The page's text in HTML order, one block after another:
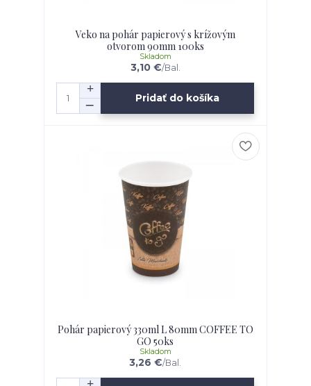
Veko na pohár papierový s krížovým
otvorom 90mm 100ks
3,10 €/Bal.
Skladom
Pridať do košíka
Pohár papierový 330ml L 80mm COFFEE TO
GO 50ks
3,26 €/Bal.
Skladom